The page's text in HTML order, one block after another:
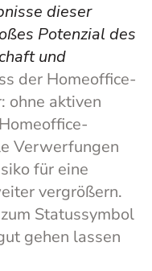
dieser
Potenzial des
und
der Homeoffice-
ohne aktiven
Verwerfungen
für eine
vergrößern.
Statussymbol
gehen lassen